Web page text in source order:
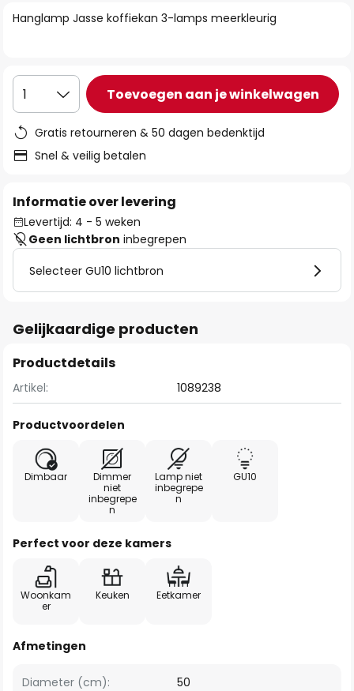
de
Hanglamp Jasse koffiekan 3-lamps meerkleurig
1 Toevoegen aan je winkelwagen
Gratis retourneren & 50 dagen bedenktijd
Snel & veilig betalen
Informatie over levering
Levertijd: 4 - 5 weken
Geen lichtbron inbegrepen
Selecteer GU10 lichtbron
Gelijkaardige producten
Productdetails
Artikel: 1089238
Productvoordelen
Dimbaar
Dimmer
niet
inbegrepe
n
Lamp niet
inbegrepe
n
GU10
Perfect voor deze kamers
Woonkam
er
Keuken Eetkamer
Afmetingen
Diameter (cm): 50